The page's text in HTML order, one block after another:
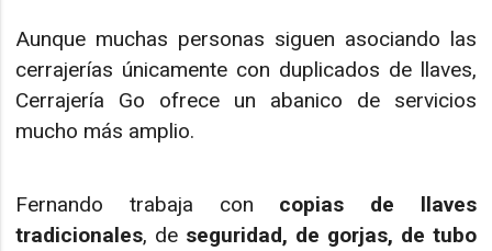
Aunque muchas personas siguen asociando las
cerrajerías únicamente con duplicados de llaves,
Cerrajería Go ofrece un abanico de servicios
mucho más amplio.
Fernando trabaja con copias de llaves
tradicionales, de seguridad, de gorjas, de tubo